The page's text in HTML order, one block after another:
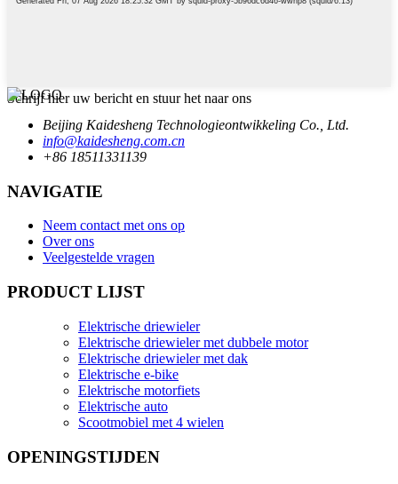
Schrijf hier uw bericht en stuur het naar ons
Beijing Kaidesheng Technologieontwikkeling Co., Ltd.
info@kaidesheng.com.cn
+86 18511331139
NAVIGATIE
Neem contact met ons op
Over ons
Veelgestelde vragen
PRODUCT LIJST
Elektrische driewieler
Elektrische driewieler met dubbele motor
Elektrische driewieler met dak
Elektrische e-bike
Elektrische motorfiets
Elektrische auto
Scootmobiel met 4 wielen
OPENINGSTIJDEN